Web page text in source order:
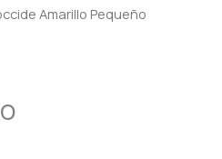
Amarillo Pequeño